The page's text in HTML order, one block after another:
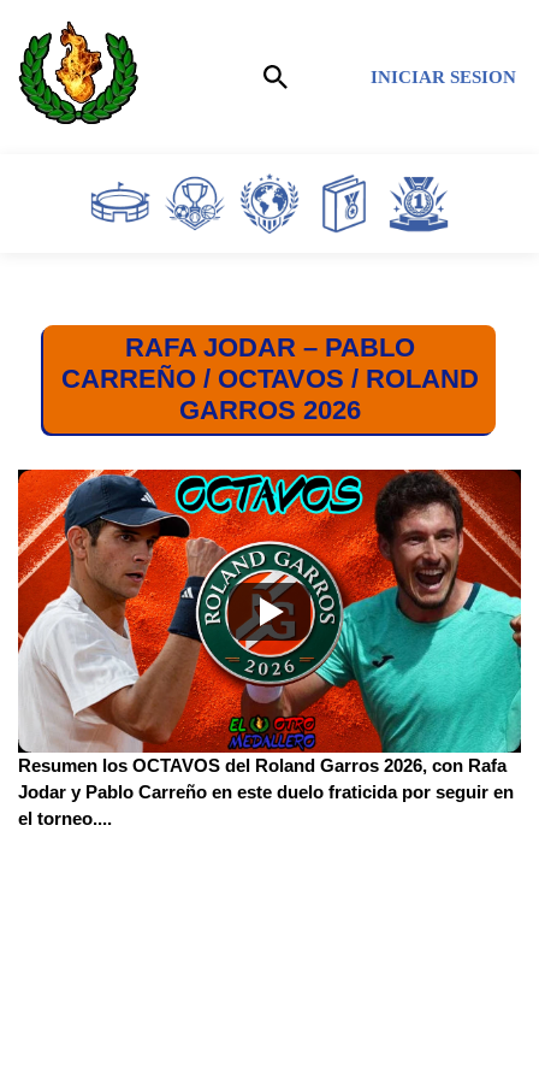
Saltar
al
contenido
INICIAR SESION
RAFA JODAR – PABLO
CARREÑO / OCTAVOS / ROLAND
GARROS 2026
Resumen los OCTAVOS del Roland Garros 2026, con Rafa
Jodar y Pablo Carreño en este duelo fraticida por seguir en
el torneo....